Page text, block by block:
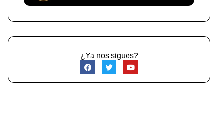
¿Ya nos sigues?